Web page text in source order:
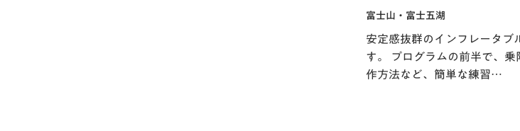
富士山・富士五湖
安定感抜群のインフレータブ
す。 プログラムの前半で、乗
作方法など、簡単な練習…